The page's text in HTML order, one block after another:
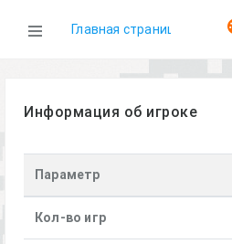
Главная страница
Информация об игроке
Параметр
Кол-во игр